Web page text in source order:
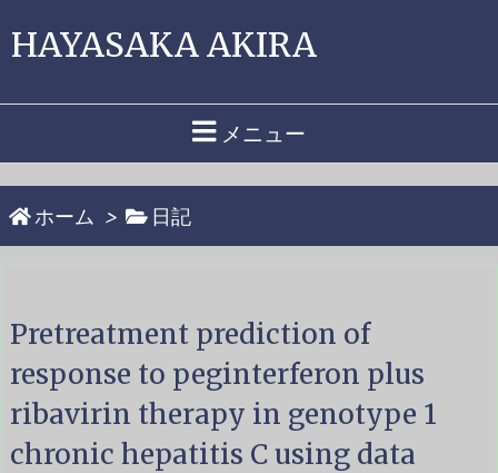
HAYASAKA AKIRA
メニュー
ホーム > 日記
Pretreatment prediction of
response to peginterferon plus
ribavirin therapy in genotype 1
chronic hepatitis C using data